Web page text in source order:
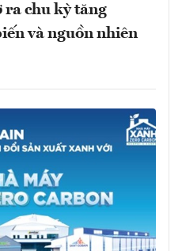
ra chu kỳ tăng
và nguồn nhiên